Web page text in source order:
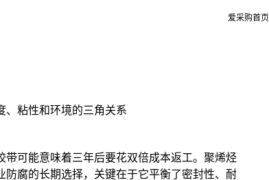
爱采购首页
、粘性和环境的三角关系
带可能意味着三年后要花双倍成本返工。聚烯烃
防腐的长期选择，关键在于它平衡了密封性、耐